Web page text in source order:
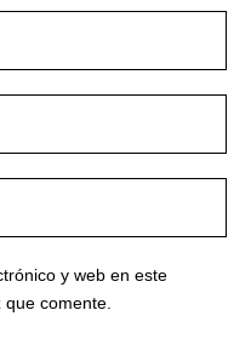
y web en este
que comente.